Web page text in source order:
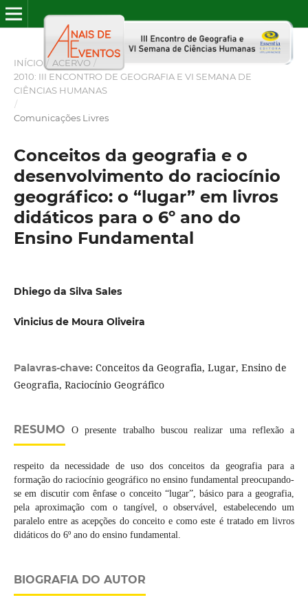
INÍCIO / ACERVO /
2010: III ENCONTRO DE GEOGRAFIA E VI SEMANA DE
CIÊNCIAS HUMANAS
/
Comunicações Livres
Conceitos da geografia e o
desenvolvimento do raciocínio
geográfico: o “lugar” em livros
didáticos para o 6º ano do
Ensino Fundamental
Dhiego da Silva Sales
Vinicius de Moura Oliveira
Palavras-chave: Conceitos da Geografia, Lugar, Ensino de
Geografia, Raciocínio Geográfico
RESUMO O presente trabalho buscou realizar uma reflexão a
respeito da necessidade de uso dos conceitos da geografia para a
formação do raciocínio geográfico no ensino fundamental preocupando-
se em discutir com ênfase o conceito “lugar”, básico para a geografia,
pela aproximação com o tangível, o observável, estabelecendo um
paralelo entre as acepções do conceito e como este é tratado em livros
didáticos do 6º ano do ensino fundamental.
BIOGRAFIA DO AUTOR